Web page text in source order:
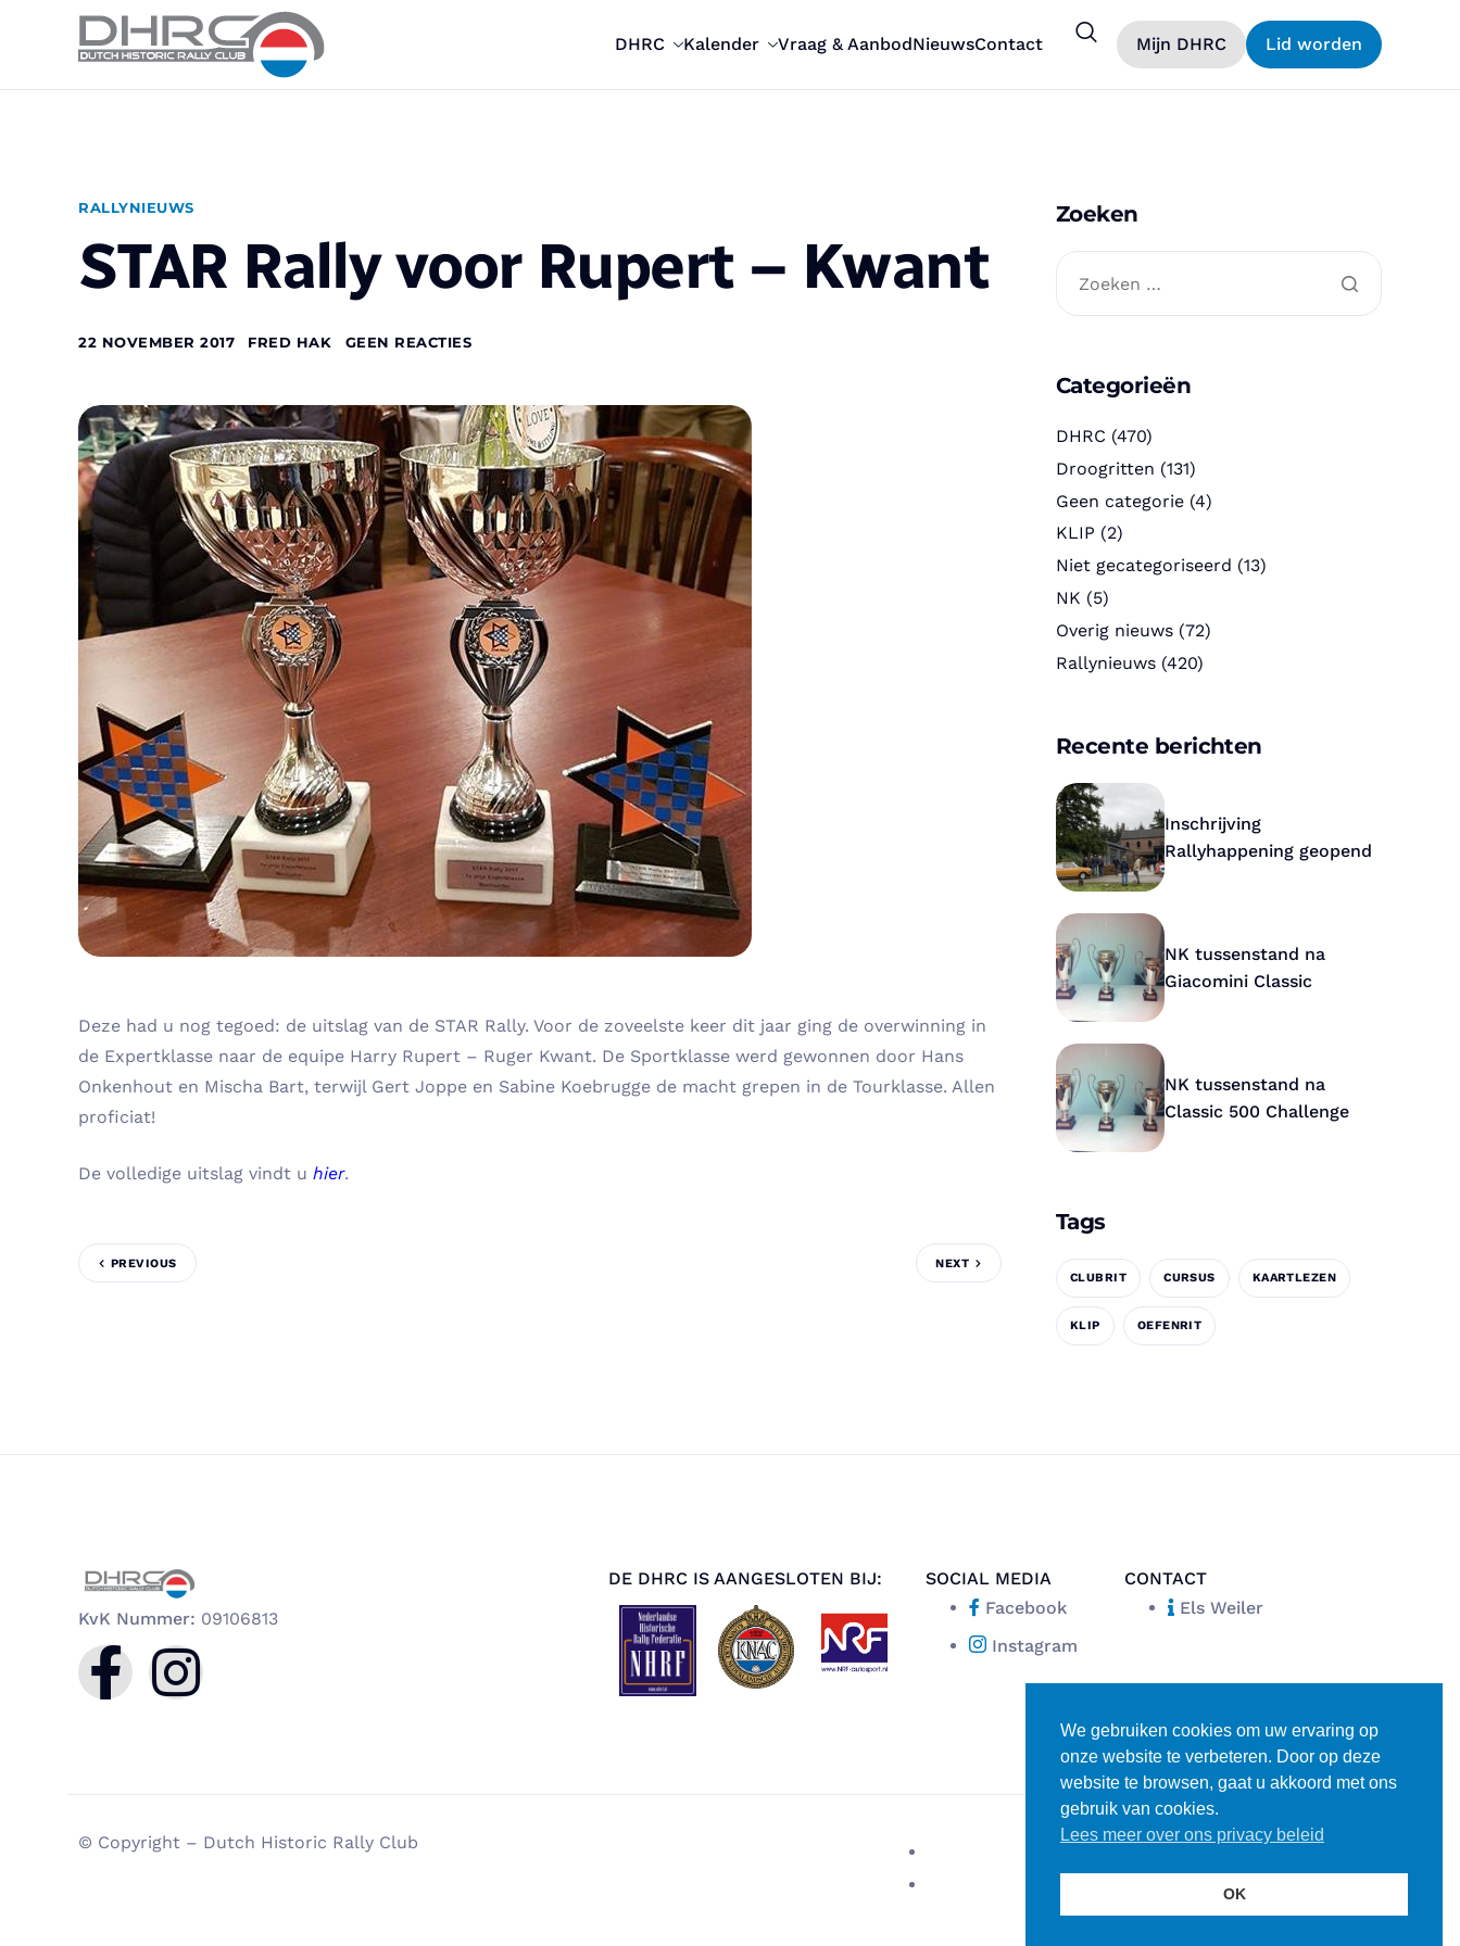
DHRC Kalender Vraag & AanbodNieuwsContact Mijn DHRC Lid worden
RALLYNIEUWS
STAR Rally voor Rupert – Kwant
22 NOVEMBER 2017 FRED HAK GEEN REACTIES
Deze had u nog tegoed: de uitslag van de STAR Rally. Voor de zoveelste keer dit jaar ging de overwinning in
de Expertklasse naar de equipe Harry Rupert – Ruger Kwant. De Sportklasse werd gewonnen door Hans
Onkenhout en Mischa Bart, terwijl Gert Joppe en Sabine Koebrugge de macht grepen in de Tourklasse. Allen
proficiat!
De volledige uitslag vindt u hier.
PREVIOUS NEXT
Zoeken
Categorieën
DHRC (470)
Droogritten (131)
Geen categorie (4)
KLIP (2)
Niet gecategoriseerd (13)
NK (5)
Overig nieuws (72)
Rallynieuws (420)
Recente berichten
Inschrijving
Rallyhappening geopend
NK tussenstand na
Giacomini Classic
NK tussenstand na
Classic 500 Challenge
Tags
CLUBRIT CURSUS KAARTLEZEN
KLIP OEFENRIT
KvK Nummer: 09106813
DE DHRC IS AANGESLOTEN BIJ:
SOCIAL MEDIA
Facebook
Instagram
CONTACT
Els Weiler
© Copyright – Dutch Historic Rally Club
Privacy verklaring
We gebruiken cookies om uw ervaring op
onze website te verbeteren. Door op deze
website te browsen, gaat u akkoord met ons
gebruik van cookies.
Lees meer over ons privacy beleid
OK